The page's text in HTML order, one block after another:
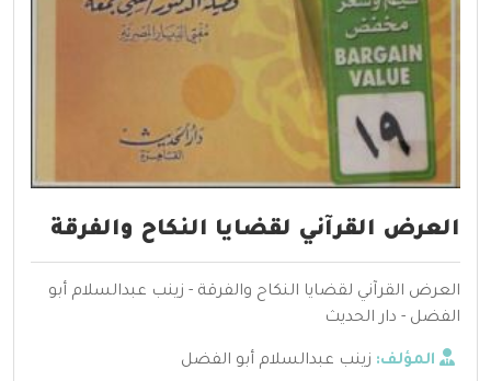
العرض القرآني لقضايا النكاح والفرقة
العرض القرآني لقضايا النكاح والفرقة - زينب عبدالسلام أبو
الفضل - دار الحديث
المؤلف: زينب عبدالسلام أبو الفضل